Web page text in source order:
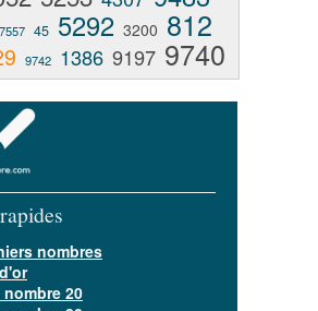
7557 45 5292 3200 812
9742 1386 9197 9740
nombres
nombre 20